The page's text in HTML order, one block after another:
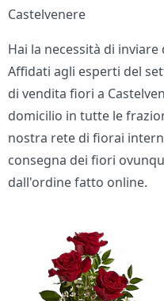
Castelvenere
Hai la necessità di
Affidati agli esperti del
di vendita fiori a
domicilio in tutte le
nostra rete di fiorai
consegna dei fiori
dall'ordine fatto online.
Bouquet di fiori